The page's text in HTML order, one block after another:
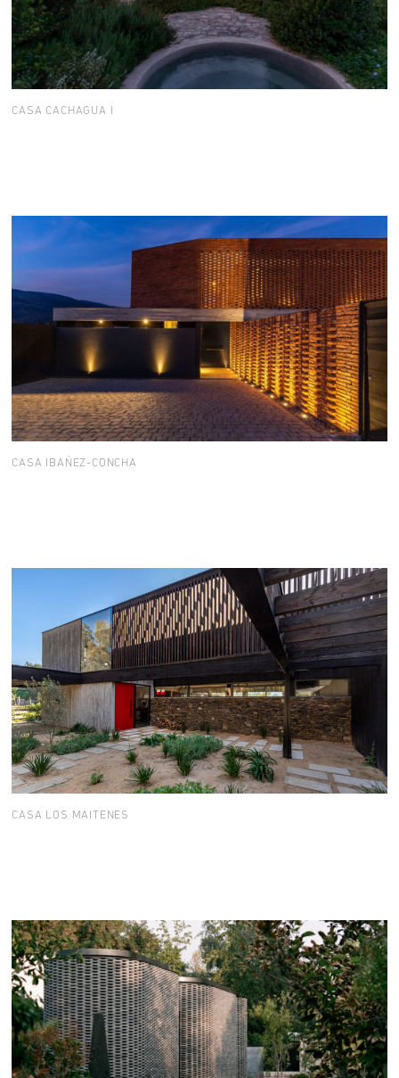
CASA CACHAGUA I
CASA IBAÑEZ-CONCHA
CASA LOS MAITENES